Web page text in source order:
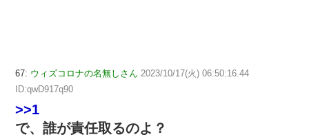
67: ウィズコロナの名無しさん 2023/10/17(火) 06:50:16.44
ID:qwD917q90
>>1
で、誰が責任取るのよ？